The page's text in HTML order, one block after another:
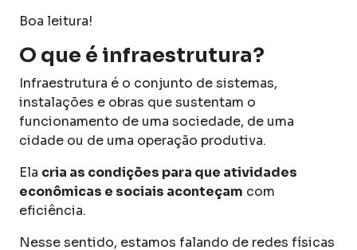
Boa leitura!
O que é infraestrutura?
Infraestrutura é o conjunto de sistemas,
instalações e obras que sustentam o
funcionamento de uma sociedade, de uma
cidade ou de uma operação produtiva.
Ela cria as condições para que atividades
econômicas e sociais aconteçam com
eficiência.
Nesse sentido, estamos falando de redes físicas